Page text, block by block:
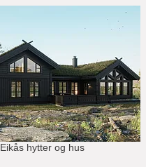
Eikås hytter og hus